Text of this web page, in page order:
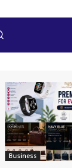
Business